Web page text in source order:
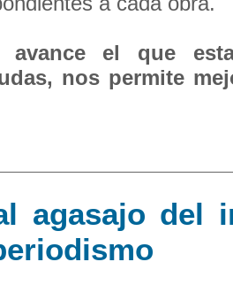
el que
nos permite
agasajo del